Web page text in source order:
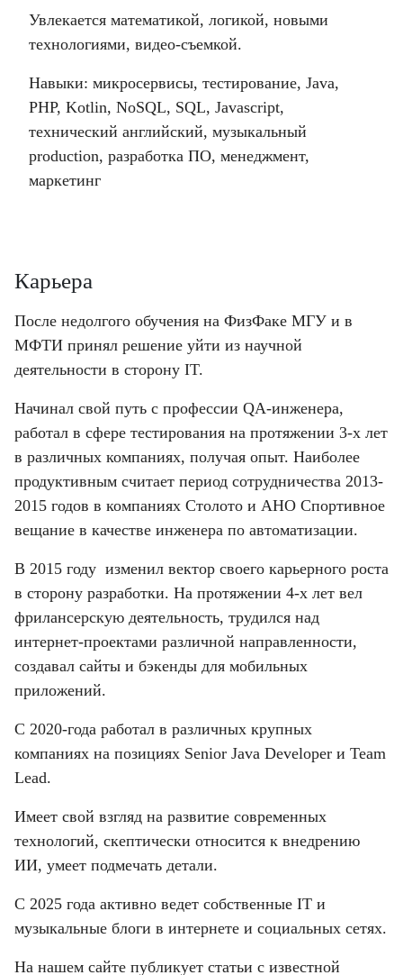
Увлекается математикой, логикой, новыми
технологиями, видео-съемкой.
Навыки: микросервисы, тестирование, Java,
PHP, Kotlin, NoSQL, SQL, Javascript,
технический английский, музыкальный
production, разработка ПО, менеджмент,
маркетинг
Карьера
После недолгого обучения на ФизФаке МГУ и в
МФТИ принял решение уйти из научной
деятельности в сторону IT.
Начинал свой путь с профессии QA-инженера,
работал в сфере тестирования на протяжении 3-х лет
в различных компаниях, получая опыт. Наиболее
продуктивным считает период сотрудничества 2013-
2015 годов в компаниях Столото и АНО Спортивное
вещание в качестве инженера по автоматизации.
В 2015 году изменил вектор своего карьерного роста
в сторону разработки. На протяжении 4-х лет вел
фрилансерскую деятельность, трудился над
интернет-проектами различной направленности,
создавал сайты и бэкенды для мобильных
приложений.
С 2020-года работал в различных крупных
компаниях на позициях Senior Java Developer и Team
Lead.
Имеет свой взгляд на развитие современных
технологий, скептически относится к внедрению
ИИ, умеет подмечать детали.
С 2025 года активно ведет собственные IT и
музыкальные блоги в интернете и социальных сетях.
На нашем сайте публикует статьи с известной